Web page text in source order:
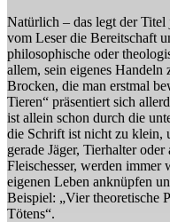
Natürlich – das legt der Titel
vom Leser die Bereitschaft
philosophische oder
allem, sein eigenes Handeln
Brocken, die man erstmal
Tieren“ präsentiert sich
ist allein schon durch die
die Schrift ist nicht zu klein,
gerade Jäger, Tierhalter
Fleischesser, werden immer
eigenen Leben anknüpfen
Beispiel: „Vier theoretische
Tötens“.